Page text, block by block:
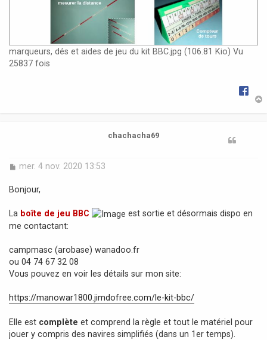
marqueurs, dés et aides de jeu du kit BBC.jpg (106.81 Kio) Vu
25837 fois
chachacha69
M
s
g
e
mer. 4 nov. 2020 13:53
Bonjour,
La boîte de jeu BBC
est sortie et désormais dispo en
me contactant:
campmasc (arobase) wanadoo.fr
ou 04 74 67 32 08
Vous pouvez en voir les détails sur mon site:
https://manowar1800.jimdofree.com/le-kit-bbc/
Elle est complète et comprend la règle et tout le matériel pour
jouer y compris des navires simplifiés (dans un 1er temps).